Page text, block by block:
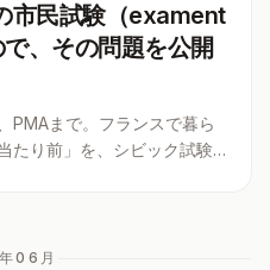
市民試験（exament
、その問題を公開
PMAまで。フランスで暮ら
たり前」を、シビック試験
06 月